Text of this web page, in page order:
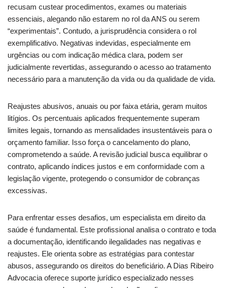
recusam custear procedimentos, exames ou materiais
essenciais, alegando não estarem no rol da ANS ou serem
“experimentais”. Contudo, a jurisprudência considera o rol
exemplificativo. Negativas indevidas, especialmente em
urgências ou com indicação médica clara, podem ser
judicialmente revertidas, assegurando o acesso ao tratamento
necessário para a manutenção da vida ou da qualidade de vida.
Reajustes abusivos, anuais ou por faixa etária, geram muitos
litígios. Os percentuais aplicados frequentemente superam
limites legais, tornando as mensalidades insustentáveis para o
orçamento familiar. Isso força o cancelamento do plano,
comprometendo a saúde. A revisão judicial busca equilibrar o
contrato, aplicando índices justos e em conformidade com a
legislação vigente, protegendo o consumidor de cobranças
excessivas.
Para enfrentar esses desafios, um especialista em direito da
saúde é fundamental. Este profissional analisa o contrato e toda
a documentação, identificando ilegalidades nas negativas e
reajustes. Ele orienta sobre as estratégias para contestar
abusos, assegurando os direitos do beneficiário. A Dias Ribeiro
Advocacia oferece suporte jurídico especializado nesses